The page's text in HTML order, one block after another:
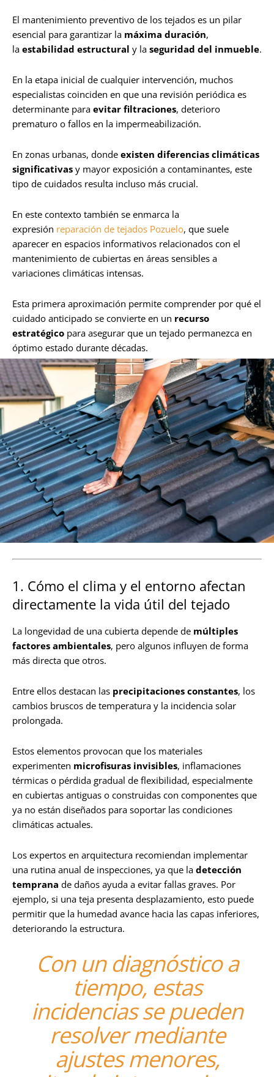
El mantenimiento preventivo de los tejados es un pilar
esencial para garantizar la máxima duración,
la estabilidad estructural y la seguridad del inmueble.
En la etapa inicial de cualquier intervención, muchos
especialistas coinciden en que una revisión periódica es
determinante para evitar filtraciones, deterioro
prematuro o fallos en la impermeabilización.
En zonas urbanas, donde existen diferencias climáticas
significativas y mayor exposición a contaminantes, este
tipo de cuidados resulta incluso más crucial.
En este contexto también se enmarca la
expresión reparación de tejados Pozuelo, que suele
aparecer en espacios informativos relacionados con el
mantenimiento de cubiertas en áreas sensibles a
variaciones climáticas intensas.
Esta primera aproximación permite comprender por qué el
cuidado anticipado se convierte en un recurso
estratégico para asegurar que un tejado permanezca en
óptimo estado durante décadas.
1. Cómo el clima y el entorno afectan
directamente la vida útil del tejado
La longevidad de una cubierta depende de múltiples
factores ambientales, pero algunos influyen de forma
más directa que otros.
Entre ellos destacan las precipitaciones constantes, los
cambios bruscos de temperatura y la incidencia solar
prolongada.
Estos elementos provocan que los materiales
experimenten microfisuras invisibles, inflamaciones
térmicas o pérdida gradual de flexibilidad, especialmente
en cubiertas antiguas o construidas con componentes que
ya no están diseñados para soportar las condiciones
climáticas actuales.
Los expertos en arquitectura recomiendan implementar
una rutina anual de inspecciones, ya que la detección
temprana de daños ayuda a evitar fallas graves. Por
ejemplo, si una teja presenta desplazamiento, esto puede
permitir que la humedad avance hacia las capas inferiores,
deteriorando la estructura.
Con un diagnóstico a
tiempo, estas
incidencias se pueden
resolver mediante
ajustes menores,